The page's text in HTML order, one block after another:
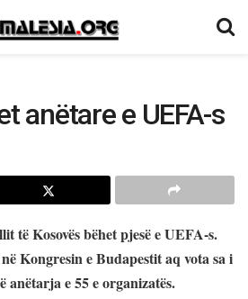
anëtare e UEFA-s
të Kosovës bëhet pjesë e UEFA-s.
Kongresin e Budapestit aq vota sa i
anëtarja e 55 e organizatës.